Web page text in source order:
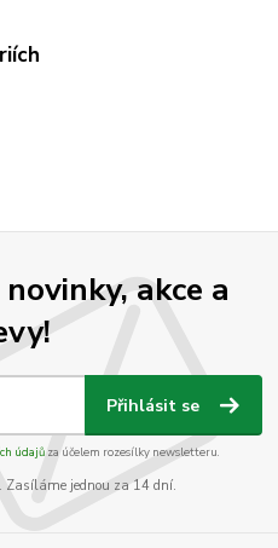
akce a
Přihlásit se
údajůza účelem rozesílky newsletteru.
Zasíláme jednou za 14 dní.